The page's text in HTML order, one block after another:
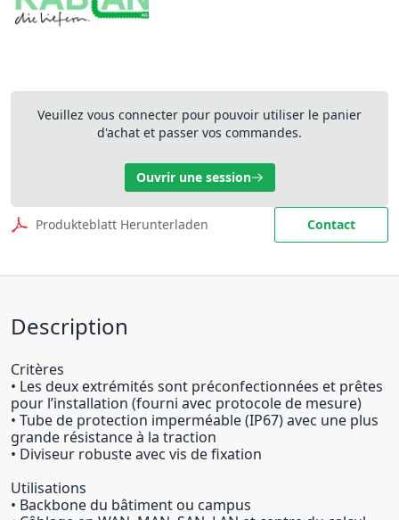
Veuillez vous connecter pour pouvoir utiliser le panier
d'achat et passer vos commandes.
Ouvrir une session
Produkteblatt Herunterladen Contact
Description
Critères
• Les deux extrémités sont préconfectionnées et prêtes
pour l’installation (fourni avec protocole de mesure)
• Tube de protection imperméable (IP67) avec une plus
grande résistance à la traction
• Diviseur robuste avec vis de fixation
Utilisations
• Backbone du bâtiment ou campus